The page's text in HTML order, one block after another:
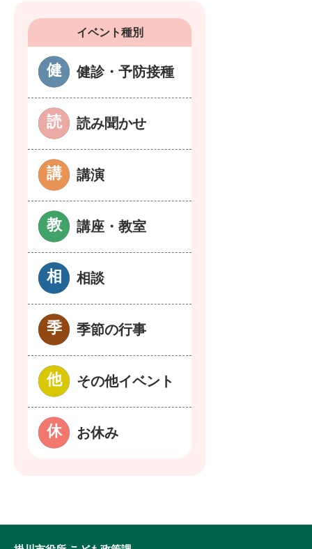
イベント種別
健診・予防接種
読み聞かせ
講演
講座・教室
相談
季節の行事
その他イベント
お休み